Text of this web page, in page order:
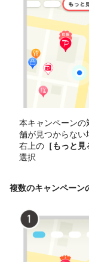
本キャンペーンの
舗が見つからない
右上の ［もっと見
選択
複数のキャンペーン